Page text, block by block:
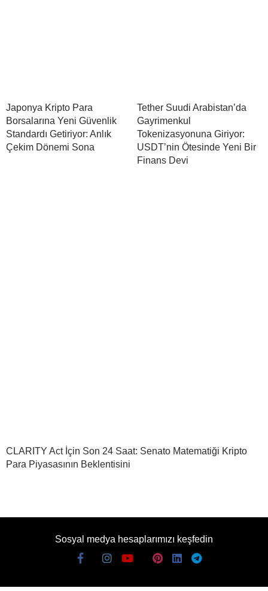
Japonya Kripto Para
Borsalarına Yeni Güvenlik
Standardı Getiriyor: Anlık
Çekim Dönemi Sona
Tether Suudi Arabistan’da
Gayrimenkul
Tokenizasyonuna Giriyor:
USDT’nin Ötesinde Yeni Bir
Finans Devi
CLARITY Act İçin Son 24 Saat: Senato Matematiği Kripto
Para Piyasasının Beklentisini
Sosyal medya hesaplarımızı keşfedin